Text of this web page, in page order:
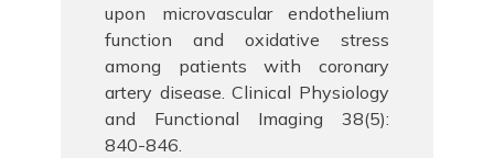
upon microvascular endothelium
function and oxidative stress
among patients with coronary
artery disease. Clinical Physiology
and Functional Imaging 38(5):
840-846.